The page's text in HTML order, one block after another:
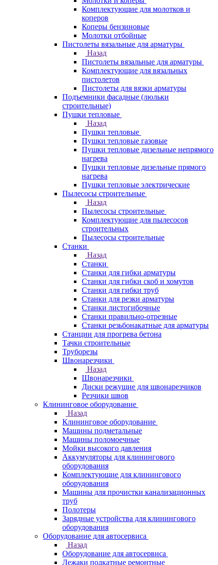
Комплектующие для молотков и
коперов
Коперы бензиновые
Молотки отбойные
Пистолеты вязальные для арматуры
Назад
Пистолеты вязальные для арматуры
Комплектующие для вязальных
пистолетов
Пистолеты для вязки арматуры
Подъемники фасадные (люльки
строительные)
Пушки тепловые
Назад
Пушки тепловые
Пушки тепловые газовые
Пушки тепловые дизельные непрямого
нагрева
Пушки тепловые дизельные прямого
нагрева
Пушки тепловые электрические
Пылесосы строительные
Назад
Пылесосы строительные
Комплектующие для пылесосов
строительных
Пылесосы строительные
Станки
Назад
Станки
Станки для гибки арматуры
Станки для гибки скоб и хомутов
Станки для гибки труб
Станки для резки арматуры
Станки листогибочные
Станки правильно-отрезные
Станки резьбонакатные для арматуры
Станции для прогрева бетона
Тачки строительные
Труборезы
Швонарезчики
Назад
Швонарезчики
Диски режущие для швонарезчиков
Резчики швов
Клининговое оборудование
Назад
Клининговое оборудование
Машины подметальные
Машины поломоечные
Мойки высокого давления
Аккумуляторы для клинингового
оборудования
Комплектующие для клинингового
оборудования
Машины для прочистки канализационных
труб
Полотеры
Зарядные устройства для клинингового
оборудования
Оборудование для автосервиса
Назад
Оборудование для автосервиса
Лежаки подкатные ремонтные